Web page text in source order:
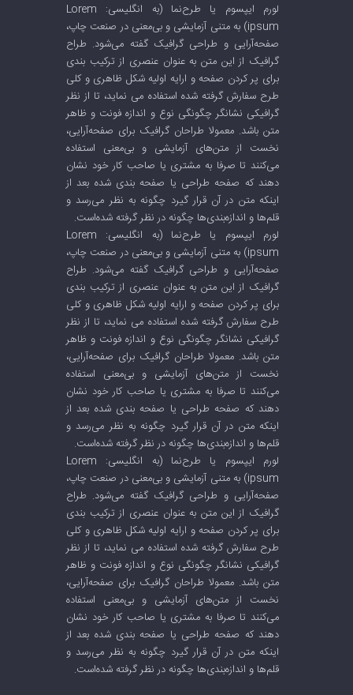
لورم ایپسوم یا طرح‌نما (به انگلیسی: Lorem
ipsum) به متنی آزمایشی و بی‌معنی در صنعت چاپ،
صفحه‌آرایی و طراحی گرافیک گفته می‌شود. طراح
گرافیک از این متن به عنوان عنصری از ترکیب بندی
برای پر کردن صفحه و ارایه اولیه شکل ظاهری و کلی
طرح سفارش گرفته شده استفاده می نماید، تا از نظر
گرافیکی نشانگر چگونگی نوع و اندازه فونت و ظاهر
متن باشد. معمولا طراحان گرافیک برای صفحه‌آرایی،
نخست از متن‌های آزمایشی و بی‌معنی استفاده
می‌کنند تا صرفا به مشتری یا صاحب کار خود نشان
دهند که صفحه طراحی یا صفحه بندی شده بعد از
اینکه متن در آن قرار گیرد چگونه به نظر می‌رسد و
قلم‌ها و اندازه‌بندی‌ها چگونه در نظر گرفته شده‌است.
لورم ایپسوم یا طرح‌نما (به انگلیسی: Lorem
ipsum) به متنی آزمایشی و بی‌معنی در صنعت چاپ،
صفحه‌آرایی و طراحی گرافیک گفته می‌شود. طراح
گرافیک از این متن به عنوان عنصری از ترکیب بندی
برای پر کردن صفحه و ارایه اولیه شکل ظاهری و کلی
طرح سفارش گرفته شده استفاده می نماید، تا از نظر
گرافیکی نشانگر چگونگی نوع و اندازه فونت و ظاهر
متن باشد. معمولا طراحان گرافیک برای صفحه‌آرایی،
نخست از متن‌های آزمایشی و بی‌معنی استفاده
می‌کنند تا صرفا به مشتری یا صاحب کار خود نشان
دهند که صفحه طراحی یا صفحه بندی شده بعد از
اینکه متن در آن قرار گیرد چگونه به نظر می‌رسد و
قلم‌ها و اندازه‌بندی‌ها چگونه در نظر گرفته شده‌است.
لورم ایپسوم یا طرح‌نما (به انگلیسی: Lorem
ipsum) به متنی آزمایشی و بی‌معنی در صنعت چاپ،
صفحه‌آرایی و طراحی گرافیک گفته می‌شود. طراح
گرافیک از این متن به عنوان عنصری از ترکیب بندی
برای پر کردن صفحه و ارایه اولیه شکل ظاهری و کلی
طرح سفارش گرفته شده استفاده می نماید، تا از نظر
گرافیکی نشانگر چگونگی نوع و اندازه فونت و ظاهر
متن باشد. معمولا طراحان گرافیک برای صفحه‌آرایی،
نخست از متن‌های آزمایشی و بی‌معنی استفاده
می‌کنند تا صرفا به مشتری یا صاحب کار خود نشان
دهند که صفحه طراحی یا صفحه بندی شده بعد از
اینکه متن در آن قرار گیرد چگونه به نظر می‌رسد و
قلم‌ها و اندازه‌بندی‌ها چگونه در نظر گرفته شده‌است.